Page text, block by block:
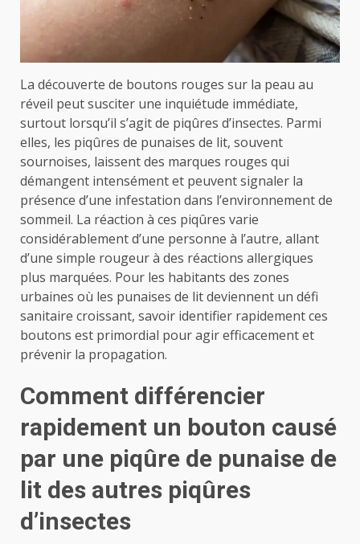
La découverte de boutons rouges sur la peau au
réveil peut susciter une inquiétude immédiate,
surtout lorsqu’il s’agit de piqûres d’insectes. Parmi
elles, les piqûres de punaises de lit, souvent
sournoises, laissent des marques rouges qui
démangent intensément et peuvent signaler la
présence d’une infestation dans l’environnement de
sommeil. La réaction à ces piqûres varie
considérablement d’une personne à l’autre, allant
d’une simple rougeur à des réactions allergiques
plus marquées. Pour les habitants des zones
urbaines où les punaises de lit deviennent un défi
sanitaire croissant, savoir identifier rapidement ces
boutons est primordial pour agir efficacement et
prévenir la propagation.
Comment différencier
rapidement un bouton causé
par une piqûre de punaise de
lit des autres piqûres
d’insectes